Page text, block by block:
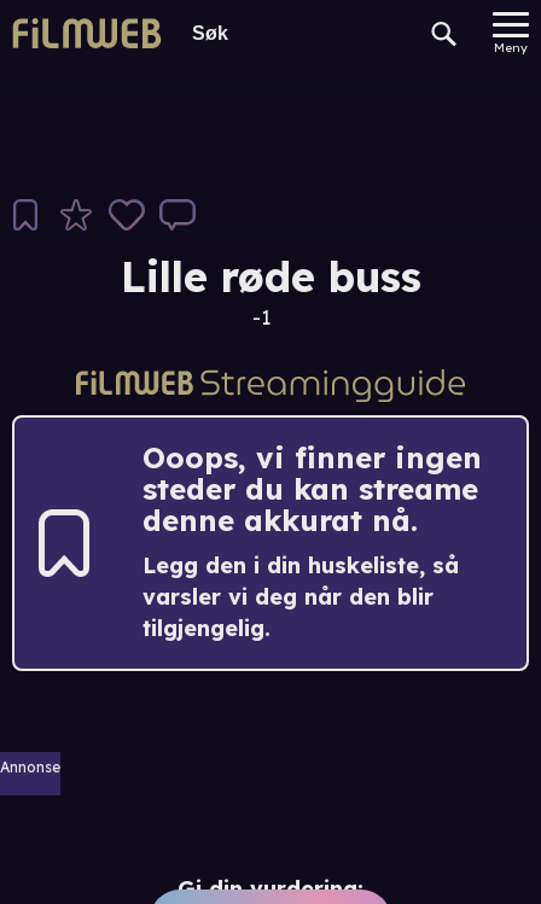
Meny
Lille røde buss
-1
Ooops, vi finner ingen
steder du kan streame
denne akkurat nå.
Legg den i din huskeliste, så
varsler vi deg når den blir
tilgjengelig.
Annonse
Gi din vurdering: